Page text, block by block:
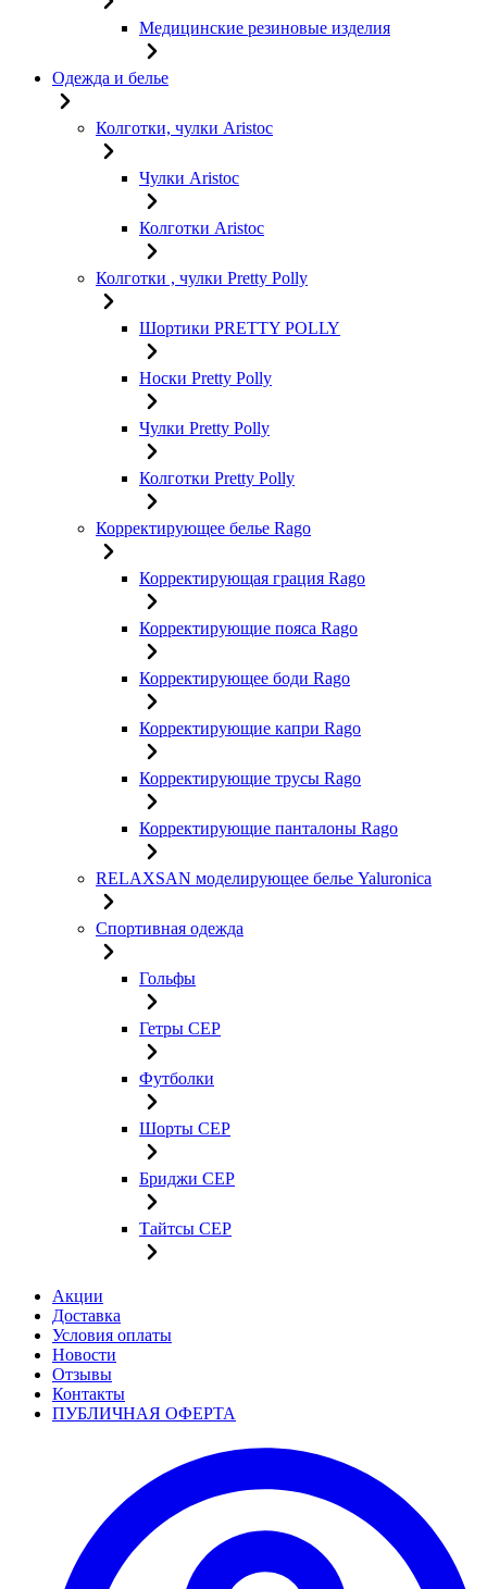
Медицинские резиновые изделия
Одежда и белье
Колготки, чулки Aristoc
Чулки Aristoc
Колготки Aristoc
Колготки , чулки Pretty Polly
Шортики PRETTY POLLY
Носки Pretty Polly
Чулки Pretty Polly
Колготки Pretty Polly
Корректирующее белье Rago
Корректирующая грация Rago
Корректирующие пояса Rago
Корректирующее боди Rago
Корректирующие капри Rago
Корректирующие трусы Rago
Корректирующие панталоны Rago
RELAXSAN моделирующее белье Yaluroniсa
Спортивная одежда
Гольфы
Гетры CEP
Футболки
Шорты CEP
Бриджи CEP
Тайтсы CEP
Акции
Доставка
Условия оплаты
Новости
Отзывы
Контакты
ПУБЛИЧНАЯ ОФЕРТА